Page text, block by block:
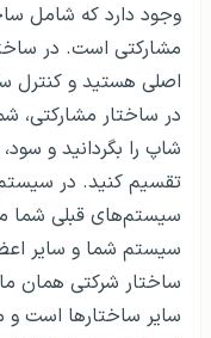
وجود دارد که شامل
مشارکتی است. در
اصلی هستید و کنترل
در ساختار مشارکتی،
شاپ را بگردانید و
تقسیم کنید. در
سیستم‌های قبلی شما
سیستم شما و سایر
ساختار شرکتی همان
سایر ساختارها است